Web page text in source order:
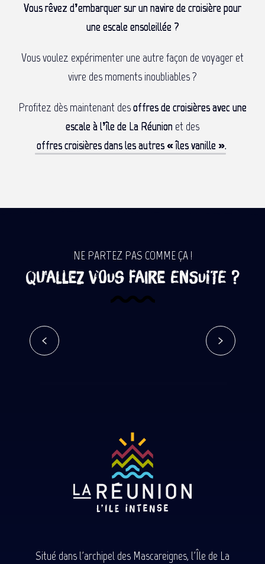
Vous rêvez d’embarquer sur un navire de croisière pour
une escale ensoleillée ?
Vous voulez expérimenter une autre façon de voyager et
vivre des moments inoubliables ?
Profitez dès maintenant desoffres de croisières avec une
escale à l’île de La Réunion et des
offres croisières dans les autres « îles vanille ».
NE PARTEZ PAS COMME ÇA !
Qu'allez vous faire ensuite ?
Situé dans l'archipel des Mascareignes, l'Île de La